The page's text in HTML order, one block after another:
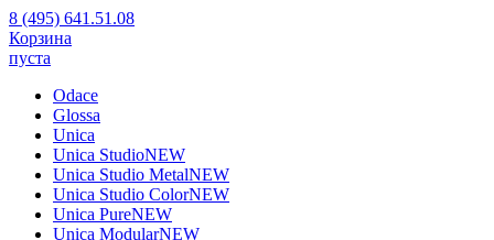
8 (495) 641.51.08
Корзина
пуста
Odace
Glossa
Unica
Unica StudioNEW
Unica Studio MetalNEW
Unica Studio ColorNEW
Unica PureNEW
Unica ModularNEW